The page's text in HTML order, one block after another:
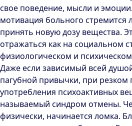
свое поведение, мысли и
мотивация больного
принять новую дозу вещества.
отражаться как на социальном
физиологическом и
Даже если зависимый всей
пагубной привычки, при
употребления психоактивных
называемый синдром отмены.
физически, начинается ломка.